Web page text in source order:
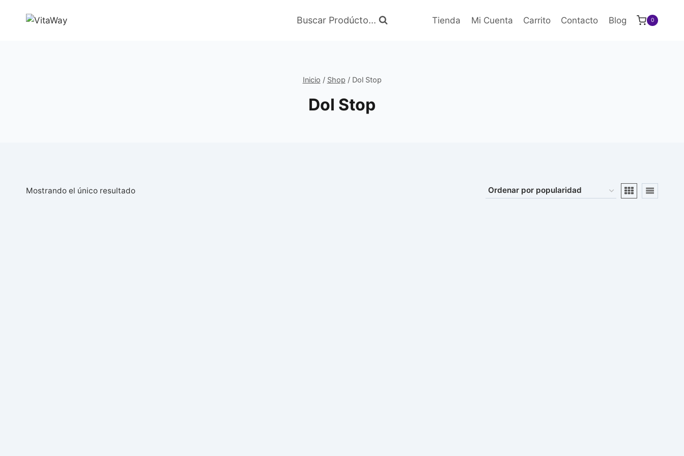
Buscar Prodúcto... Tienda Mi Cuenta Carrito Contacto Blog 0
Inicio / Shop / Dol Stop
Dol Stop
Mostrando el único resultado